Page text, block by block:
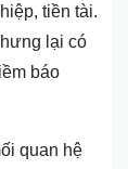
tiền tài.
lại có
báo
quan hệ